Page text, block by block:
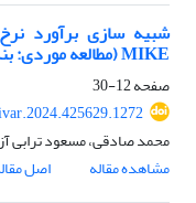
شبیه سازی برآورد
MIKE (مطالعه موردی: بندر کری، استان بوشهر)
صفحه12-30
محمد صادقی، مسعود ترابی
مشاهده مقاله
اصل